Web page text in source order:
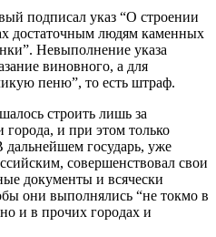
подписал указ “О строении
достаточным людям каменных
Невыполнение указа
виновного, а для
пеню”, то есть штраф.
строить лишь за
города, и при этом только
государь, уже
совершенствовал свои
документы и всячески
они выполнялись “не токмо в
и в прочих городах и